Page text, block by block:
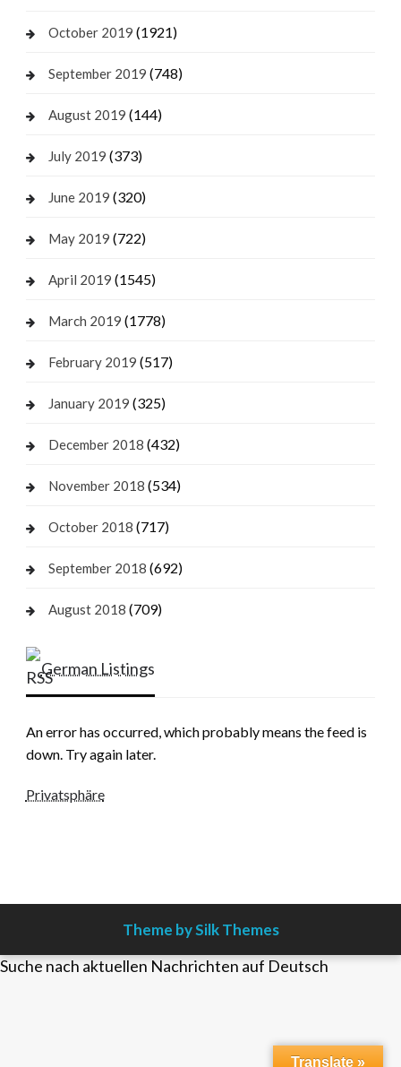
October 2019 (1921)
September 2019 (748)
August 2019 (144)
July 2019 (373)
June 2019 (320)
May 2019 (722)
April 2019 (1545)
March 2019 (1778)
February 2019 (517)
January 2019 (325)
December 2018 (432)
November 2018 (534)
October 2018 (717)
September 2018 (692)
August 2018 (709)
German Listings
An error has occurred, which probably means the feed is
down. Try again later.
Privatsphäre
Theme by Silk Themes
Translate »
Suche nach aktuellen Nachrichten auf Deutsch